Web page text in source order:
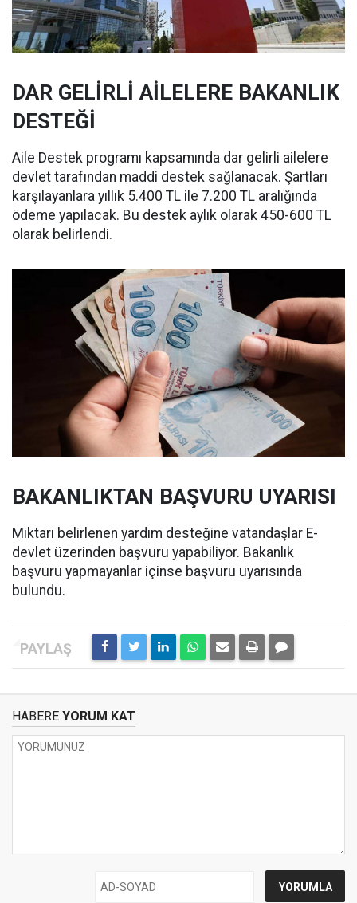
DAR GELİRLİ AİLELERE BAKANLIK
DESTEĞİ
Aile Destek programı kapsamında dar gelirli ailelere
devlet tarafından maddi destek sağlanacak. Şartları
karşılayanlara yıllık 5.400 TL ile 7.200 TL aralığında
ödeme yapılacak. Bu destek aylık olarak 450-600 TL
olarak belirlendi.
BAKANLIKTAN BAŞVURU UYARISI
Miktarı belirlenen yardım desteğine vatandaşlar E-
devlet üzerinden başvuru yapabiliyor. Bakanlık
başvuru yapmayanlar içinse başvuru uyarısında
bulundu.
HABERE YORUM KAT